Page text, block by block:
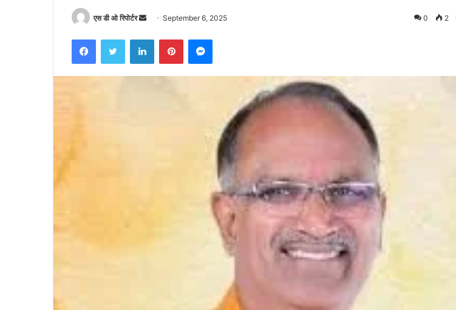
एस डी ओ रिपोर्टर
SendSeptember 6, 2025 0 2
FacebookTwitter LinkedInPinterestMessenger